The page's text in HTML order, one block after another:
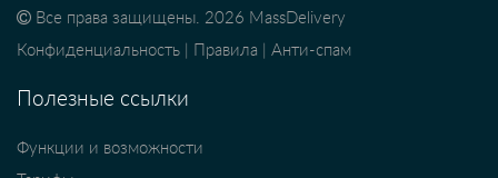
Все права защищены. 2026 MassDelivery
Конфиденциальность
Правила Анти-спам
Полезные ссылки
Функции и возможности